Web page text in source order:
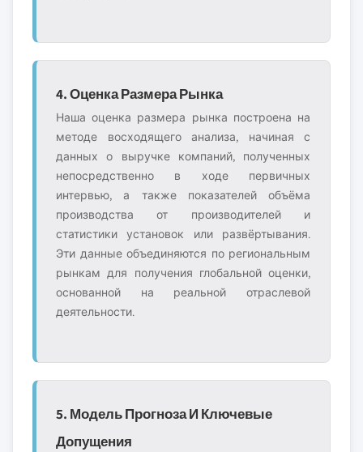
4. Оценка Размера Рынка
Наша оценка размера рынка построена на
методе восходящего анализа, начиная с
данных о выручке компаний, полученных
непосредственно в ходе первичных
интервью, а также показателей объёма
производства от производителей и
статистики установок или развёртывания.
Эти данные объединяются по региональным
рынкам для получения глобальной оценки,
основанной на реальной отраслевой
деятельности.
5. Модель Прогноза И Ключевые
Допущения